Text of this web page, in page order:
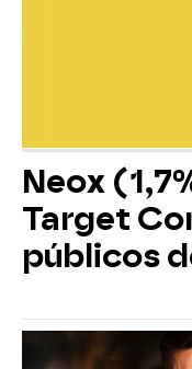
Neox
Target
públicos